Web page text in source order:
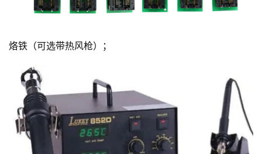
烙铁（可选带热风枪）；